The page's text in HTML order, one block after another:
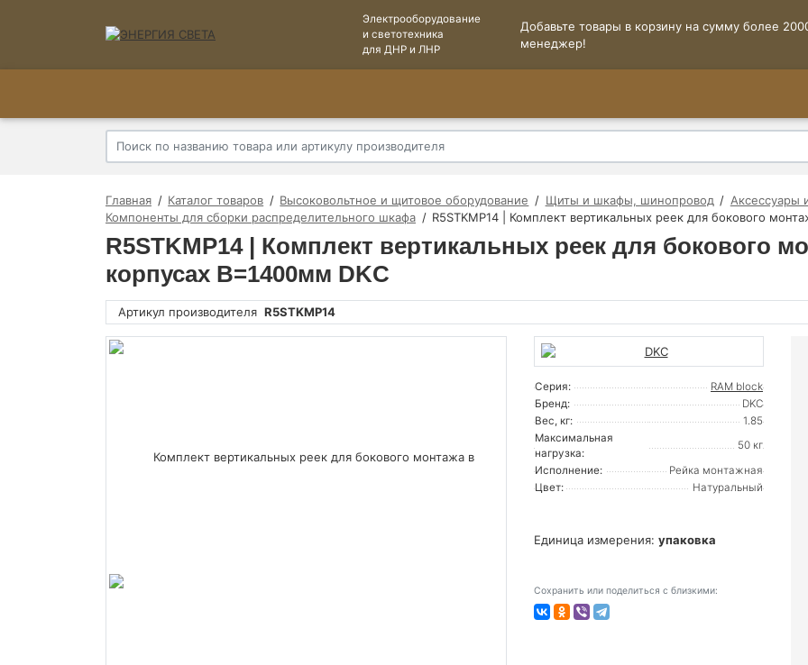
Электрооборудование
и светотехника
для ДНР и ЛНР
Добавьте товары в корзину на сумму более
менеджер!
Главная Каталог товаров Высоковольтное и щитовое оборудование Щиты и шкафы, шинопровод
Аксессуары
Компоненты для сборки распределительного шкафа
R5STKMP14 | Комплект вертикальных реек для бокового
R5STKMP14 | Комплект вертикальных реек для бокового
корпусах В=1400мм DKC
Артикул производителя R5STKMP14
Серия:
RAM block
Бренд:
DKC
Вес, кг:
1.85
Максимальная
нагрузка:
50 кг
Исполнение:
Рейка монтажная
Цвет:
Натуральный
Единица измерения: упаковка
Сохранить или поделиться с близкими: